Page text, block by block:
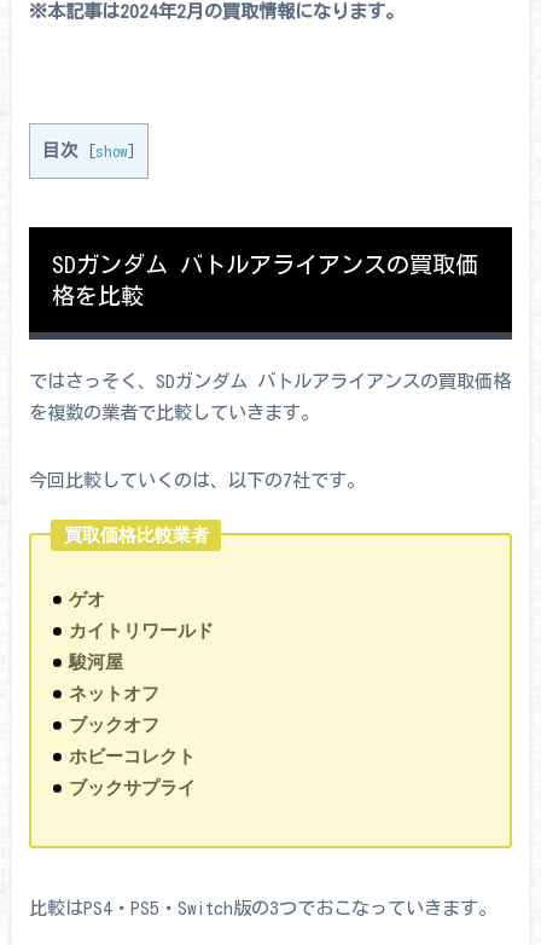
※本記事は2024年2月の買取情報になります。
目次 show]
SDガンダム バトルアライアンスの買取価
格を比較
ではさっそく、SDガンダム バトルアライアンスの買取価格
を複数の業者で比較していきます。
今回比較していくのは、以下の7社です。
買取価格比較業者
ゲオ
カイトリワールド
駿河屋
ネットオフ
ブックオフ
ホビーコレクト
ブックサプライ
比較はPS4・PS5・Switch版の3つでおこなっていきます。